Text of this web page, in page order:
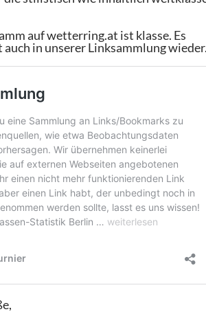
auf wetterring.at ist klasse. Es
in unserer Linksammlung